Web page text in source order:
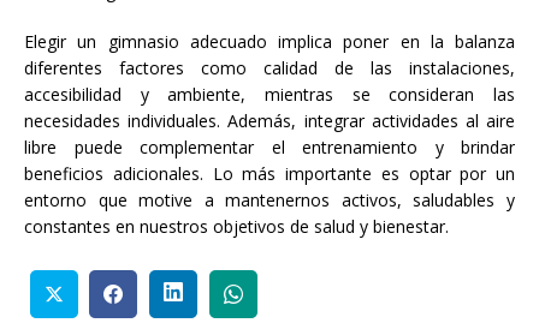
Elegir un gimnasio adecuado implica poner en la balanza
diferentes factores como calidad de las instalaciones,
accesibilidad y ambiente, mientras se consideran las
necesidades individuales. Además, integrar actividades al aire
libre puede complementar el entrenamiento y brindar
beneficios adicionales. Lo más importante es optar por un
entorno que motive a mantenernos activos, saludables y
constantes en nuestros objetivos de salud y bienestar.